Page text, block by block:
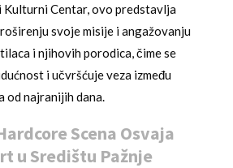
Kulturni Centar, ovo predstavlja
svoje misije i angažovanju
i njihovih porodica, čime se
i učvršćuje veza između
od najranijih dana.
Scena Osvaja
u Središtu Pažnje